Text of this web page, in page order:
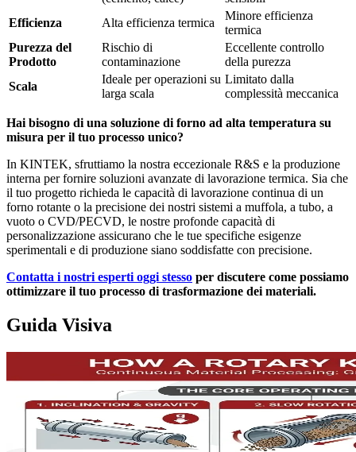
Efficienza
Alta efficienza termica
Minore efficienza
termica
Purezza del
Prodotto
Rischio di
contaminazione
Eccellente controllo
della purezza
Scala
Ideale per operazioni su
larga scala
Limitato dalla
complessità meccanica
Hai bisogno di una soluzione di forno ad alta temperatura su
misura per il tuo processo unico?
In KINTEK, sfruttiamo la nostra eccezionale R&S e la produzione
interna per fornire soluzioni avanzate di lavorazione termica. Sia che
il tuo progetto richieda le capacità di lavorazione continua di un
forno rotante o la precisione dei nostri sistemi a muffola, a tubo, a
vuoto o CVD/PECVD, le nostre profonde capacità di
personalizzazione assicurano che le tue specifiche esigenze
sperimentali e di produzione siano soddisfatte con precisione.
Contatta i nostri esperti oggi stesso per discutere come possiamo
ottimizzare il tuo processo di trasformazione dei materiali.
Guida Visiva